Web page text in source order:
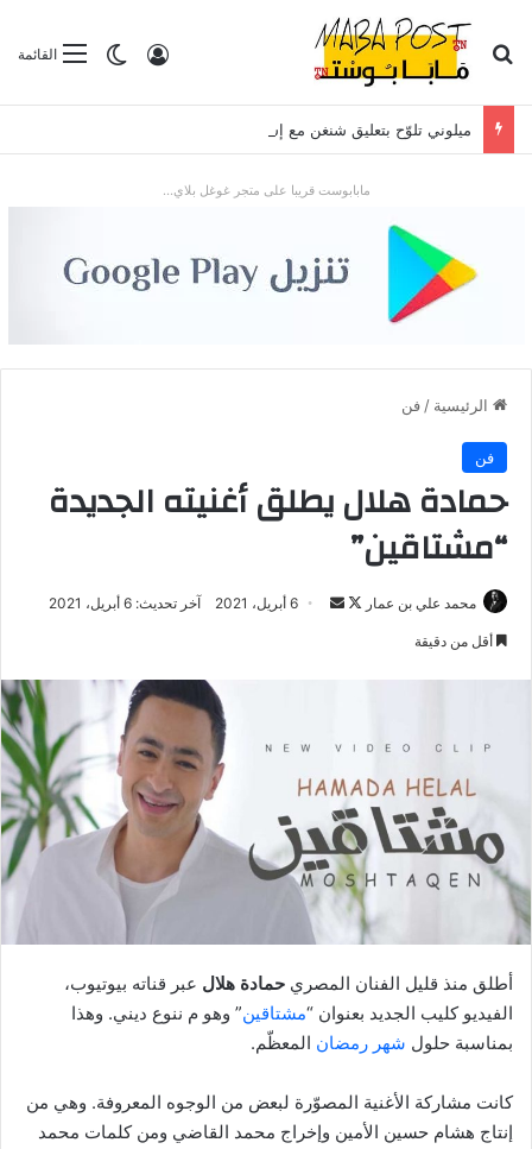
القائمةالوضع
تسجيل الدخول بحث عن
ميلوني تلوّح بتعليق شنغن مع إسبانيا بعد موجة الهجرة في سبتة
مابابوست قريبا على متجر غوغل بلاي...
الرئيسية / فن
فن
حمادة هلال يطلق أغنيته الجديدة
“مشتاقين”
محمد علي بن عمار
تابعأرسل 6 أبريل، 2021 آخر تحديث: 6 أبريل، 2021
أقل من دقيقة
أطلق منذ قليل الفنان المصري حمادة هلال عبر قناته بيوتيوب،
الفيديو كليب الجديد بعنوان “مشتاقين” وهو م ننوع ديني. وهذا
بمناسبة حلول شهر رمضان المعظّم.
كانت مشاركة الأغنية المصوّرة لبعض من الوجوه المعروفة. وهي من
إنتاج هشام حسين الأمين وإخراج محمد القاضي ومن كلمات محمد